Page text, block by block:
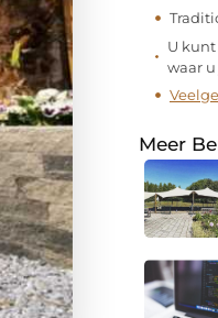
U
waar
Meer